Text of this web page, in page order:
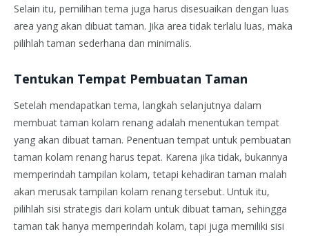
Selain itu, pemilihan tema juga harus disesuaikan dengan luas
area yang akan dibuat taman. Jika area tidak terlalu luas, maka
pilihlah taman sederhana dan minimalis.
Tentukan Tempat Pembuatan Taman
Setelah mendapatkan tema, langkah selanjutnya dalam
membuat taman kolam renang adalah menentukan tempat
yang akan dibuat taman. Penentuan tempat untuk pembuatan
taman kolam renang harus tepat. Karena jika tidak, bukannya
memperindah tampilan kolam, tetapi kehadiran taman malah
akan merusak tampilan kolam renang tersebut. Untuk itu,
pilihlah sisi strategis dari kolam untuk dibuat taman, sehingga
taman tak hanya memperindah kolam, tapi juga memiliki sisi